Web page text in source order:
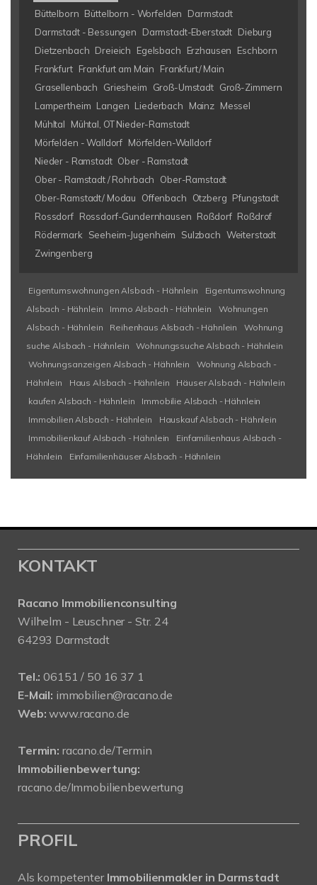
Büttelborn Büttelborn - Worfelden
Darmstadt
Darmstadt - Bessungen
Darmstadt-Eberstadt Dieburg
Dietzenbach Dreieich Egelsbach Erzhausen
Eschborn
Frankfurt Frankfurt am Main
Frankfurt/ Main
Grasellenbach
Griesheim Groß-Umstadt Groß-Zimmern
Lampertheim Langen Liederbach Mainz Messel
Mühltal
Mühtal, OT Nieder-Ramstadt
Mörfelden - Walldorf Mörfelden-Walldorf
Nieder - Ramstadt Ober - Ramstadt
Ober - Ramstadt / Rohrbach
Ober-Ramstadt
Ober-Ramstadt/ Modau
Offenbach Otzberg Pfungstadt
Rossdorf Rossdorf-Gundernhausen Roßdorf Roßdrof
Rödermark
Seeheim-Jugenheim Sulzbach Weiterstadt
Zwingenberg
Eigentumswohnungen Alsbach - Hähnlein
Eigentumswohnung
Alsbach - Hähnlein
Immo Alsbach - Hähnlein
Wohnungen
Alsbach - Hähnlein
Reihenhaus Alsbach - Hähnlein
Wohnung
suche Alsbach - Hähnlein
Wohnungssuche Alsbach - Hähnlein
Wohnungsanzeigen Alsbach - Hähnlein
Wohnung Alsbach -
Hähnlein
Haus Alsbach - Hähnlein
Häuser Alsbach - Hähnlein
kaufen Alsbach - Hähnlein
Immobilie Alsbach - Hähnlein
Immobilien Alsbach - Hähnlein
Hauskauf Alsbach - Hähnlein
Immobilienkauf Alsbach - Hähnlein
Einfamilienhaus Alsbach -
Hähnlein
Einfamilienhäuser Alsbach - Hähnlein
KONTAKT
Racano Immobilienconsulting
Wilhelm - Leuschner - Str. 24
64293 Darmstadt
Tel.: 06151 / 50 16 37 1
E-Mail: immobilien@racano.de
Web: www.racano.de
Termin: racano.de/Termin
Immobilienbewertung:
racano.de/Immobilienbewertung
PROFIL
Als kompetenter Immobilienmakler in Darmstadt